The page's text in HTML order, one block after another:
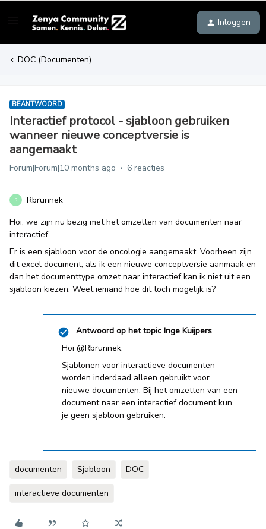
Inloggen
DOC (Documenten)
BEANTWOORD
Interactief protocol - sjabloon gebruiken
wanneer nieuwe conceptversie is
aangemaakt
Forum|Forum|10 months ago 6 reacties
R
Rbrunnek
Hoi, we zijn nu bezig met het omzetten van documenten naar
interactief.
Er is een sjabloon voor de oncologie aangemaakt. Voorheen zijn
dit excel document, als ik een nieuwe conceptversie aanmaak en
dan het documenttype omzet naar interactief kan ik niet uit een
sjabloon kiezen. Weet iemand hoe dit toch mogelijk is?
Antwoord op het topic Inge Kuijpers
Hoi ​ @Rbrunnek,
Sjablonen voor interactieve documenten
worden inderdaad alleen gebruikt voor
nieuwe documenten. Bij het omzetten van een
document naar een interactief document kun
je geen sjabloon gebruiken.
documenten Sjabloon DOC
interactieve documenten